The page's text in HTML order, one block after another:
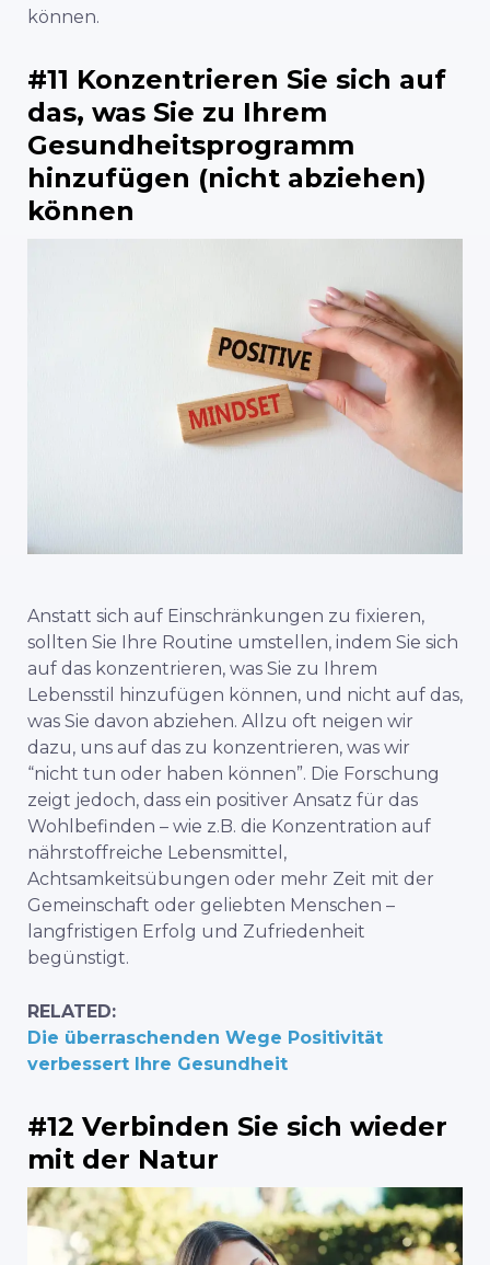
können.
#11 Konzentrieren Sie sich auf
das, was Sie zu Ihrem
Gesundheitsprogramm
hinzufügen (nicht abziehen)
können
Anstatt sich auf Einschränkungen zu fixieren,
sollten Sie Ihre Routine umstellen, indem Sie sich
auf das konzentrieren, was Sie zu Ihrem
Lebensstil hinzufügen können, und nicht auf das,
was Sie davon abziehen. Allzu oft neigen wir
dazu, uns auf das zu konzentrieren, was wir
“nicht tun oder haben können”. Die Forschung
zeigt jedoch, dass ein positiver Ansatz für das
Wohlbefinden – wie z.B. die Konzentration auf
nährstoffreiche Lebensmittel,
Achtsamkeitsübungen oder mehr Zeit mit der
Gemeinschaft oder geliebten Menschen –
langfristigen Erfolg und Zufriedenheit
begünstigt.
RELATED:
Die überraschenden Wege Positivität
verbessert Ihre Gesundheit
#12 Verbinden Sie sich wieder
mit der Natur